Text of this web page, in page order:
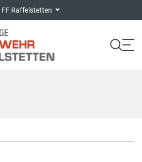
FF Raffelstetten